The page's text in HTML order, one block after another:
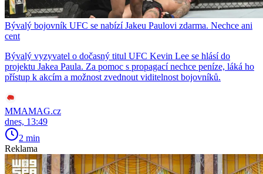
Bývalý bojovník UFC se nabízí Jakeu Paulovi zdarma. Nechce ani
cent
Bývalý vyzyvatel o dočasný titul UFC Kevin Lee se hlásí do
projektu Jakea Paula. Za pomoc s propagací nechce peníze, láká ho
přístup k akcím a možnost zvednout viditelnost bojovníků.
MMAMAG.cz
dnes, 13:49
2 min
Reklama